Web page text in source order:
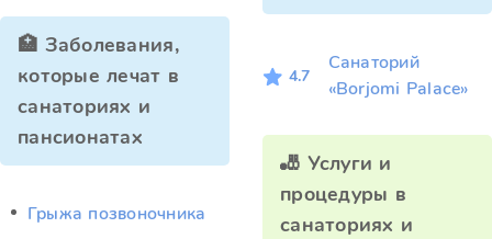
🏥 Заболевания,
которые лечат в
санаториях и
пансионатах
Грыжа позвоночника
4.7
Санаторий
«Borjomi Palace»
🎳 Услуги и
процедуры в
санаториях и